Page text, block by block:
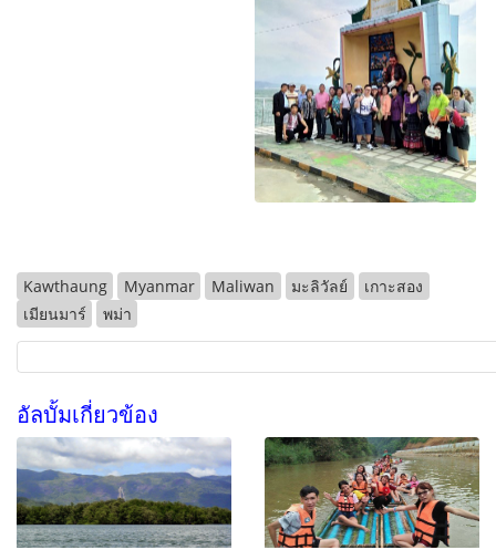
Kawthaung Myanmar Maliwan มะลิวัลย์
เกาะสอง
เมียนมาร์
พม่า
อัลบั้มเกี่ยวข้อง